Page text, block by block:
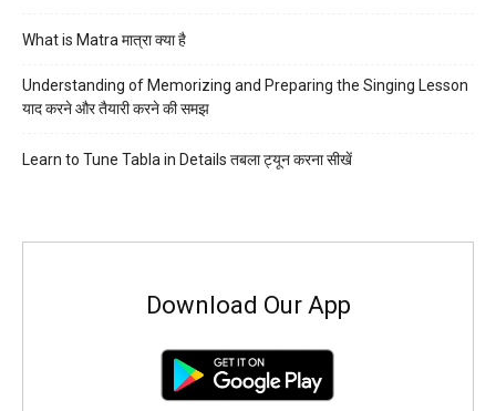
What is Matra मात्रा क्या है
Understanding of Memorizing and Preparing the Singing Lesson
याद करने और तैयारी करने की समझ
Learn to Tune Tabla in Details तबला ट्यून करना सीखें
Download Our App